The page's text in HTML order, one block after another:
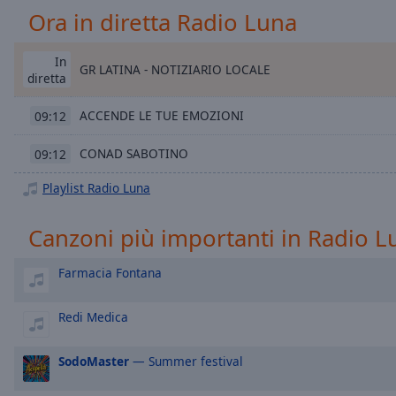
descriptions
off,
selected
subtitles
settings,
subtitles
dialog
off
selected
Audio
Track
Ora in diretta Radio Luna
In
diretta
GR LATINA - NOTIZIARIO LOCALE
09:12 ACCENDE LE TUE EMOZIONI
09:12 CONAD SABOTINO
Playlist Radio Luna
Canzoni più importanti in Radio
Farmacia Fontana
Redi Medica
SodoMaster — Summer festival